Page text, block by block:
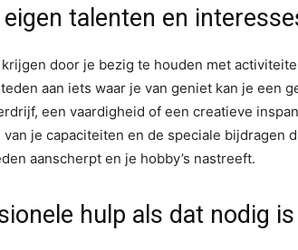
talenten en
door je bezig te houden met
aan iets waar je van geniet kan je een
een vaardigheid of een creatieve
je capaciteiten en de speciale bijdragen
aanscherpt en je hobby’s nastreeft.
hulp als dat nodig is